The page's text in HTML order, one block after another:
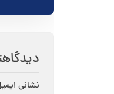
نوشته
نشانی